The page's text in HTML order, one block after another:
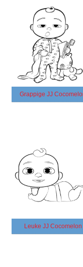
Grappige JJ
Leuke JJ Cocomelon